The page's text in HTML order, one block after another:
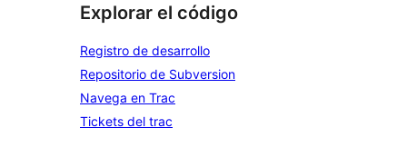
Explorar el código
Registro de desarrollo
Repositorio de Subversion
Navega en Trac
Tickets del trac